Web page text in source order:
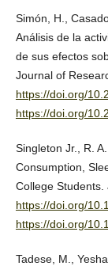
Simón, H.,
Análisis de la
de sus efectos
Journal of
https://doi.org/
https://doi.org/
Singleton Jr., R.
Consumption,
College Students.
https://doi.org/
https://doi.org/
Tadese, M.,